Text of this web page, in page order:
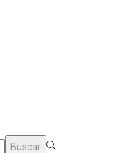
Buscar